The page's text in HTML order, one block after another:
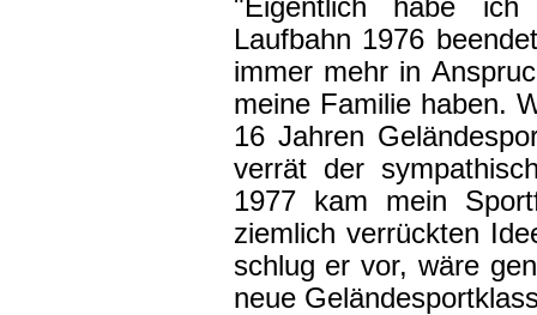
"Eigentlich habe ich
Laufbahn 1976
immer mehr in
meine Familie haben.
16 Jahren
verrät der
1977 kam mein
ziemlich verrückten
schlug er vor, wäre
neue